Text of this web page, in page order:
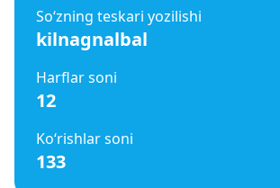
So‘zning teskari yozilishi
kilnagnalbal
Harflar soni
12
Ko‘rishlar soni
133